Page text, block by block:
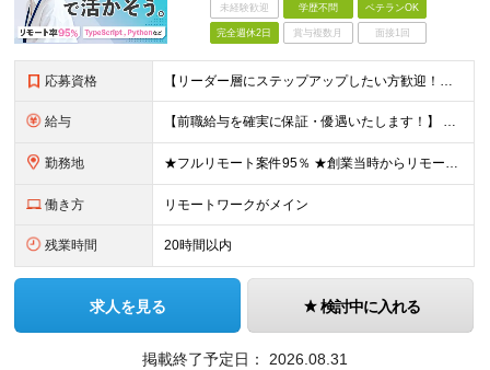
未経験歓迎 学歴不問 ベテランOK
完全週休2日 賞与複数月 面接1回
応募資格 【リーダー層にステップアップしたい方歓迎！】 ■何かしらの開発経験をお持ちの方（言語不問） └テスター・ローコード開発のみや、 C言語での組み込み開発経験でも大歓迎です！ ■本社に出社できる方 └
給与 【前職給与を確実に保証・優遇いたします！】 ★経験・スキル・前職年収を考慮し、前職以上の提示を基本として決定します。 月給 34万円～48万円 ＋ 昇給査定年2回 ※経験・能力を考慮の上、社内規定
勤務地 ★フルリモート案件95％ ★創業当時からリモートワークに注力 勤務は自宅または中目黒オフィスが中心となります。 案件の約9割は受託開発ですが、 一部案件では首都圏のクライアント先で勤務いただく場合が
働き方 リモートワークがメイン
残業時間 20時間以内
求人を見る 検討中に入れる
掲載終了予定日： 2026.08.31